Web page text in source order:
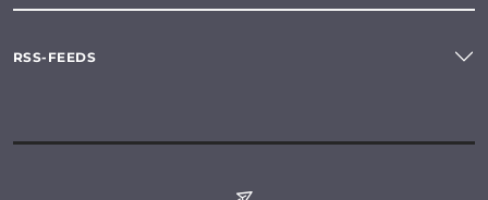
RSS-FEEDS